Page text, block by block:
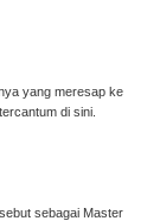
yang meresap ke
di sini.
sebagai Master